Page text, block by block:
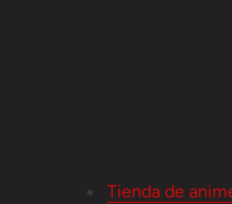
Tienda de